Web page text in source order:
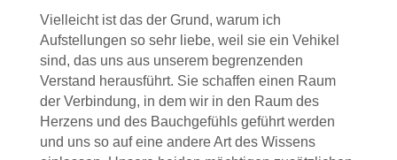
Vielleicht ist das der Grund, warum ich
Aufstellungen so sehr liebe, weil sie ein Vehikel
sind, das uns aus unserem begrenzenden
Verstand herausführt. Sie schaffen einen Raum
der Verbindung, in dem wir in den Raum des
Herzens und des Bauchgefühls geführt werden
und uns so auf eine andere Art des Wissens